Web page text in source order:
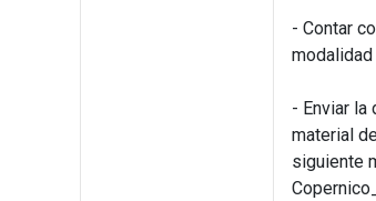
- Contar
- Enviar la
material
siguiente